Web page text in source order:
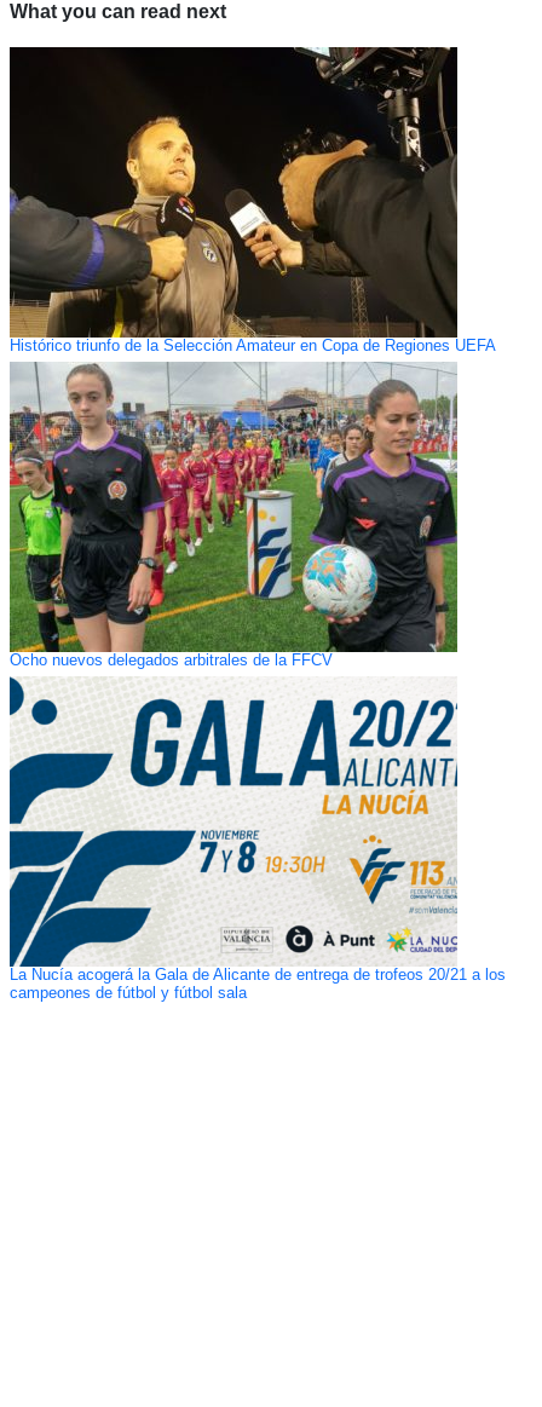
What you can read next
Histórico triunfo de la Selección Amateur en Copa de Regiones UEFA
Ocho nuevos delegados arbitrales de la FFCV
La Nucía acogerá la Gala de Alicante de entrega de trofeos 20/21 a los
campeones de fútbol y fútbol sala